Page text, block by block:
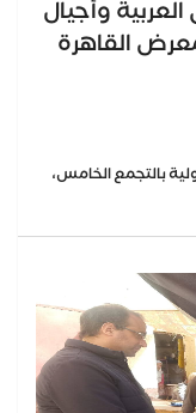
وأجيال
القاهرة
بالتجمع الخامس،